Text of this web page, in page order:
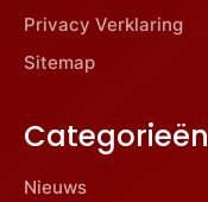
Privacy Verklaring
Sitemap
Categorieën
Nieuws